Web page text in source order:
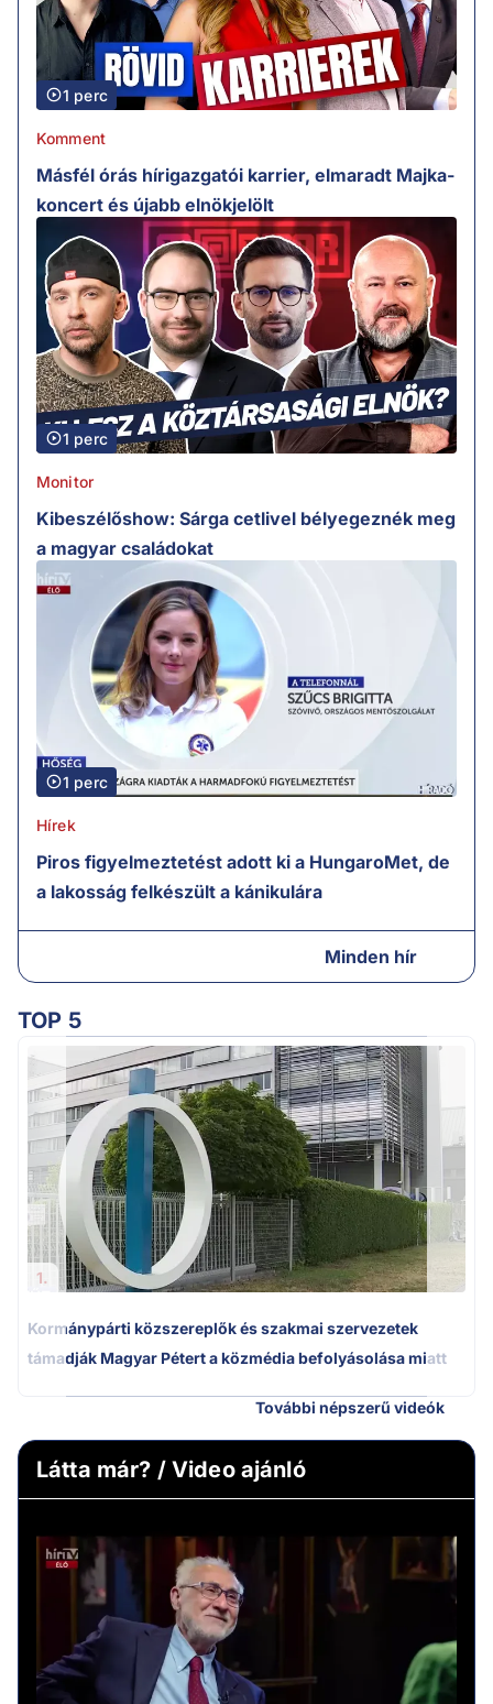
1 perc
Komment
Másfél órás hírigazgatói karrier, elmaradt Majka-
koncert és újabb elnökjelölt
1 perc
Monitor
Kibeszélőshow: Sárga cetlivel bélyegeznék meg
a magyar családokat
1 perc
Hírek
Piros figyelmeztetést adott ki a HungaroMet, de
a lakosság felkészült a kánikulára
Minden hír
TOP 5
1.
Kormánypárti közszereplők és szakmai szervezetek
támadják Magyar Pétert a közmédia befolyásolása miatt
További népszerű videók
Látta már? / Video ajánló